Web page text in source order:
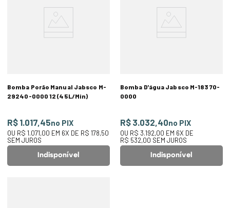
Bomba Porão Manual Jabsco M-
29240-0000 12 (45L/Min)
R$ 1.017,45no PIX
OU R$ 1.071,00 EM 6X DE R$ 178,50
SEM JUROS
Indisponível
Bomba D'água Jabsco M-18370-
0000
R$ 3.032,40no PIX
OU R$ 3.192,00 EM 6X DE
R$ 532,00 SEM JUROS
Indisponível